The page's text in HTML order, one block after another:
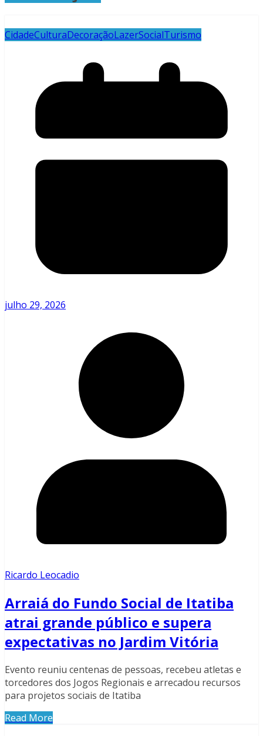
CidadeCulturaDecoraçãoLazerSocialTurismo
julho 29, 2026
Ricardo Leocadio
Arraiá do Fundo Social de Itatiba
atrai grande público e supera
expectativas no Jardim Vitória
Evento reuniu centenas de pessoas, recebeu atletas e
torcedores dos Jogos Regionais e arrecadou recursos
para projetos sociais de Itatiba
Read More